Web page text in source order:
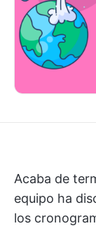
Acaba de
equipo ha
los